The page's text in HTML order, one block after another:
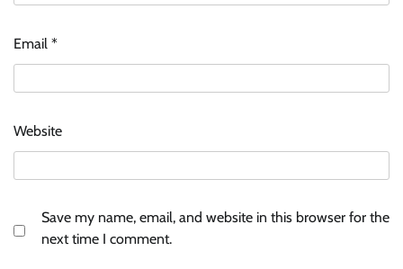
Email *
Website
Save my name, email, and website in this browser for the
next time I comment.